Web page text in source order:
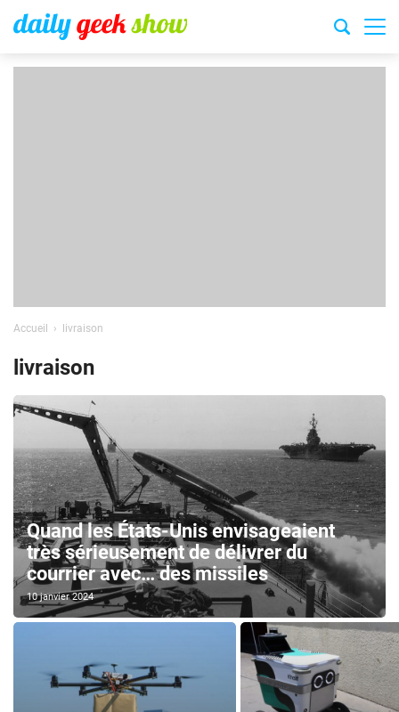
Accueil livraison
livraison
Quand les États-Unis envisageaient
très sérieusement de délivrer du
courrier avec… des missiles
10 janvier 2024